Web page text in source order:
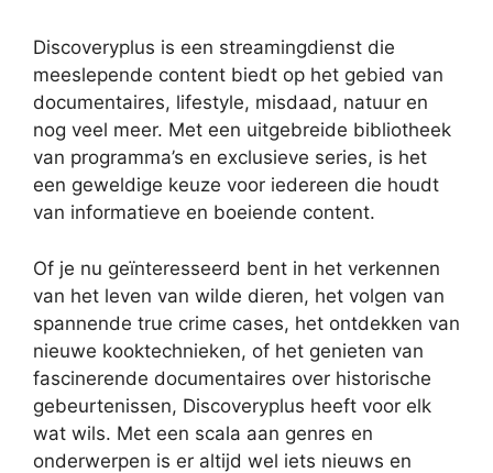
Discoveryplus is een streamingdienst die
meeslepende content biedt op het gebied van
documentaires, lifestyle, misdaad, natuur en
nog veel meer. Met een uitgebreide bibliotheek
van programma’s en exclusieve series, is het
een geweldige keuze voor iedereen die houdt
van informatieve en boeiende content.
Of je nu geïnteresseerd bent in het verkennen
van het leven van wilde dieren, het volgen van
spannende true crime cases, het ontdekken van
nieuwe kooktechnieken, of het genieten van
fascinerende documentaires over historische
gebeurtenissen, Discoveryplus heeft voor elk
wat wils. Met een scala aan genres en
onderwerpen is er altijd wel iets nieuws en